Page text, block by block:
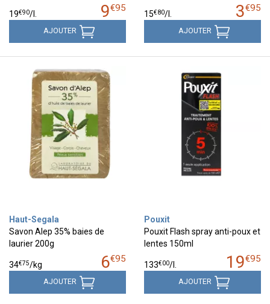
9€95
19€90/l.
AJOUTER
3€95
15€80/l.
AJOUTER
Haut-Segala
Savon Alep 35% baies de
laurier 200g
6€95
34€75/kg
AJOUTER
Pouxit
Pouxit Flash spray anti-poux et
lentes 150ml
19€95
133€00/l.
AJOUTER